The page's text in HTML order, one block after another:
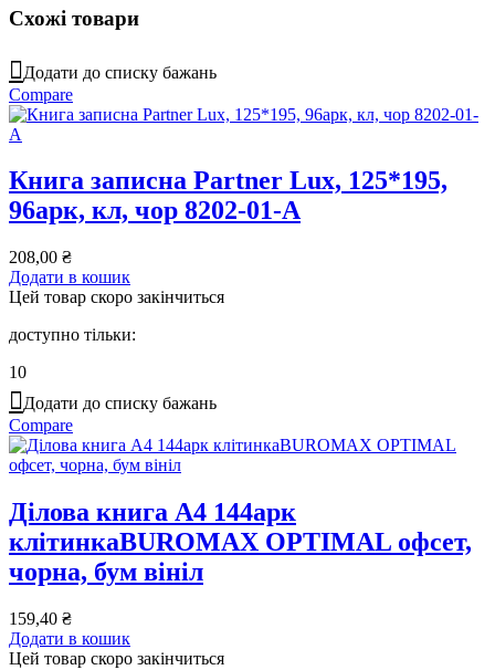
Схожі товари
Додати до списку бажань
Compare
Книга записна Partner Lux, 125*195,
96арк, кл, чор 8202-01-A
208,00 ₴
Додати в кошик
Цей товар скоро закінчиться
доступно тільки:
10
Додати до списку бажань
Compare
Ділова книга А4 144арк
клітинкаBUROMAX OPTIMAL офсет,
чорна, бум вініл
159,40 ₴
Додати в кошик
Цей товар скоро закінчиться